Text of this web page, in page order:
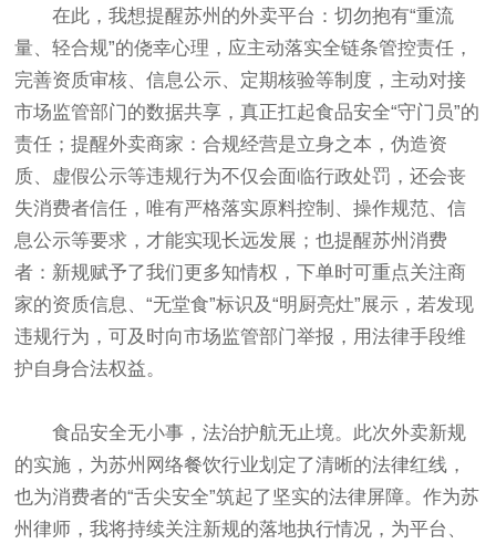
在此，我想提醒苏州的外卖平台：切勿抱有“重流
量、轻合规”的侥幸心理，应主动落实全链条管控责任，
完善资质审核、信息公示、定期核验等制度，主动对接
市场监管部门的数据共享，真正扛起食品安全“守门员”的
责任；提醒外卖商家：合规经营是立身之本，伪造资
质、虚假公示等违规行为不仅会面临行政处罚，还会丧
失消费者信任，唯有严格落实原料控制、操作规范、信
息公示等要求，才能实现长远发展；也提醒苏州消费
者：新规赋予了我们更多知情权，下单时可重点关注商
家的资质信息、“无堂食”标识及“明厨亮灶”展示，若发现
违规行为，可及时向市场监管部门举报，用法律手段维
护自身合法权益。
食品安全无小事，法治护航无止境。此次外卖新规
的实施，为苏州网络餐饮行业划定了清晰的法律红线，
也为消费者的“舌尖安全”筑起了坚实的法律屏障。作为苏
州律师，我将持续关注新规的落地执行情况，为平台、